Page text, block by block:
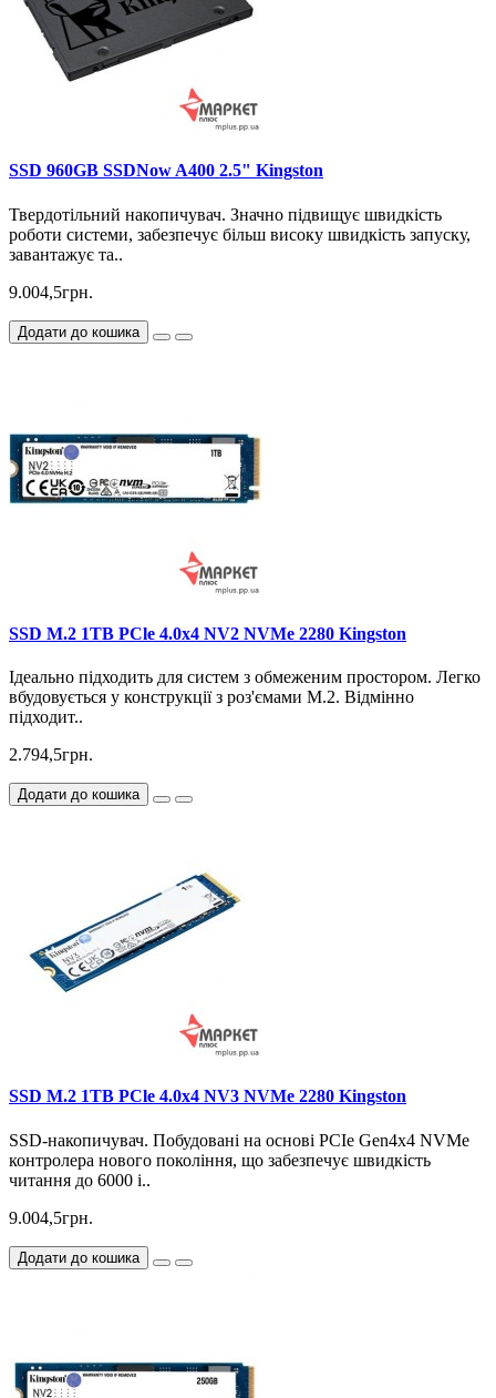
SSD 960GB SSDNow A400 2.5" Kingston
Твердотільний накопичувач. Значно підвищує швидкість
роботи системи, забезпечує більш високу швидкість запуску,
завантажує та..
9.004,5грн.
Додати до кошика
SSD M.2 1TB PCle 4.0x4 NV2 NVMe 2280 Kingston
Ідеально підходить для систем з обмеженим простором. Легко
вбудовується у конструкції з роз'ємами M.2. Відмінно
підходит..
2.794,5грн.
Додати до кошика
SSD M.2 1TB PCle 4.0x4 NV3 NVMe 2280 Kingston
SSD-накопичувач. Побудовані на основі PCIe Gen4x4 NVMe
контролера нового покоління, що забезпечує швидкість
читання до 6000 і..
9.004,5грн.
Додати до кошика